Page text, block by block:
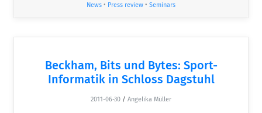
News • Press review • Seminars
Beckham, Bits und Bytes: Sport-
Informatik in Schloss Dagstuhl
2011-06-30 / Angelika Müller